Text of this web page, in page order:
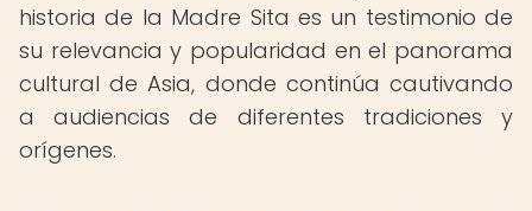
historia de la Madre Sita es un testimonio de
su relevancia y popularidad en el panorama
cultural de Asia, donde continúa cautivando
a audiencias de diferentes tradiciones y
orígenes.